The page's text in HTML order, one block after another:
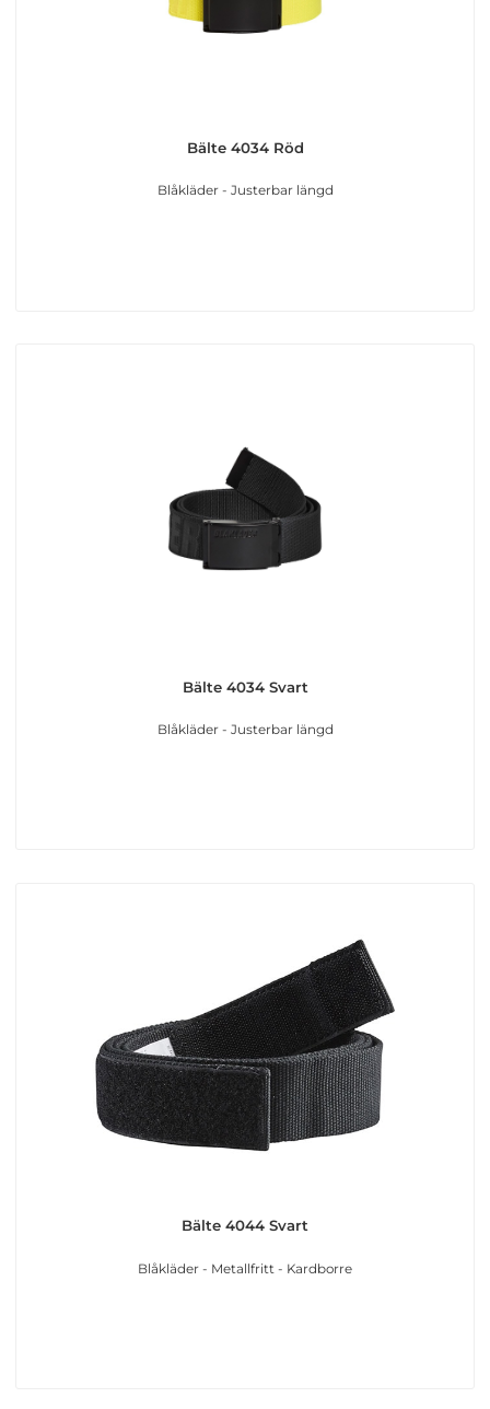
Bälte 4034 Röd
Blåkläder - Justerbar längd
Bälte 4034 Svart
Blåkläder - Justerbar längd
Bälte 4044 Svart
Blåkläder - Metallfritt - Kardborre